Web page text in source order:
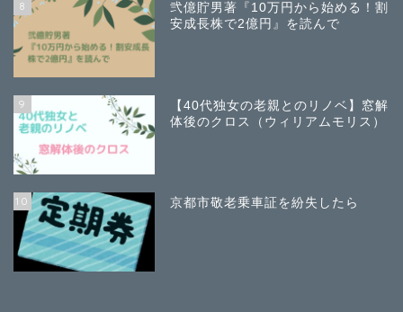
8
弐億貯男著『10万円から始める！割
安成長株で2億円』を読んで
9
【40代独女の老親とのリノベ】窓解
体後のクロス（ウィリアムモリス）
10 京都市敬老乗車証を紛失したら